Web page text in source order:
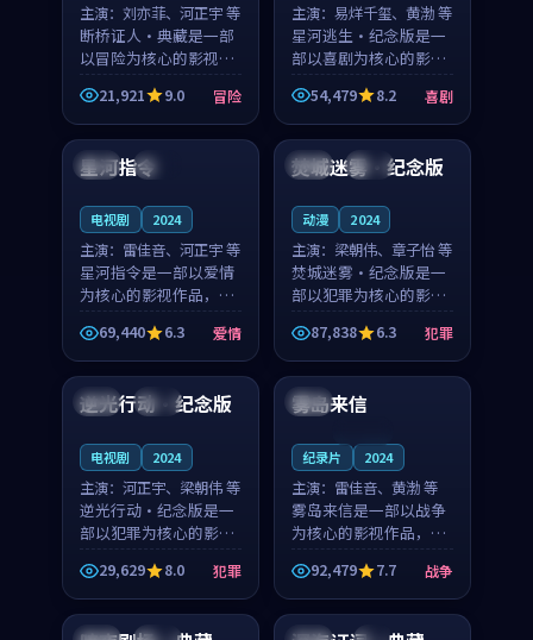
主演： 刘亦菲、河正宇 等
断桥证人·典藏是一部
以冒险为核心的影视作
品，围绕危机、反转与
人物成长展开，整体节
奏紧凑，值得推荐观
21,921 9.0 冒险
主演： 易烊千玺、黄渤 等
星河逃生·纪念版是一
部以喜剧为核心的影视
作品，围绕危机、反转
与人物成长展开，整体
节奏紧凑，值得推荐观
看。
54,479 8.2 喜剧
泰国 完结
星河指令
电视剧 2024
主演： 雷佳音、河正宇 等
星河指令是一部以爱情
为核心的影视作品，围
绕危机、反转与人物成
长展开，整体节奏紧
凑，值得推荐观看。
69,440 6.3 爱情
中国 独播
焚城迷雾·纪念版
动漫 2024
主演： 梁朝伟、章子怡 等
焚城迷雾·纪念版是一
部以犯罪为核心的影视
作品，围绕危机、反转
与人物成长展开，整体
节奏紧凑，值得推荐观
看。
87,838 6.3 犯罪
中国 热播
逆光行动·纪念版
电视剧 2024
主演： 河正宇、梁朝伟 等
逆光行动·纪念版是一
部以犯罪为核心的影视
作品，围绕危机、反转
与人物成长展开，整体
节奏紧凑，值得推荐观
看。
29,629 8.0 犯罪
美国
雾岛来信
纪录片 2024
主演： 雷佳音、黄渤 等
雾岛来信是一部以战争
为核心的影视作品，围
绕危机、反转与人物成
长展开，整体节奏紧
凑，值得推荐观看。
92,479 7.7 战争